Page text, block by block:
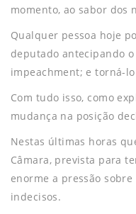
momento, ao sabor dos
Qualquer pessoa hoje
deputado antecipando
impeachment; e torná-
Com tudo isso, como
mudança na posição
Nestas últimas horas
Câmara, prevista para
enorme a pressão
indecisos.